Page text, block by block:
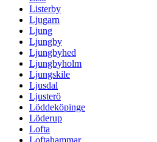
Listerby
Ljugarn
Ljung
Ljungby
Ljungbyhed
Ljungbyholm
Ljungskile
Ljusdal
Ljusterö
Löddeköpinge
Löderup
Lofta